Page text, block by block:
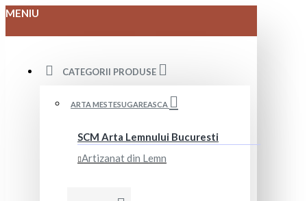
MENIU
CATEGORII PRODUSE
ARTA MESTESUGAREASCA
SCM Arta Lemnului Bucuresti
Artizanat din Lemn